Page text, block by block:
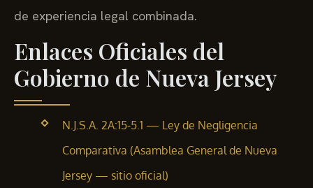
de experiencia legal combinada.
Enlaces Oficiales del
Gobierno de Nueva Jersey
N.J.S.A. 2A:15-5.1 — Ley de Negligencia
Comparativa (Asamblea General de Nueva
Jersey — sitio oficial)